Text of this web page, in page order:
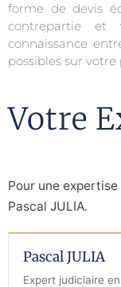
forme de devis
contrepartie et
connaissance
possibles sur
Votre
Pour une
Pascal JULIA.
Pascal JULIA
Expert judiciaire